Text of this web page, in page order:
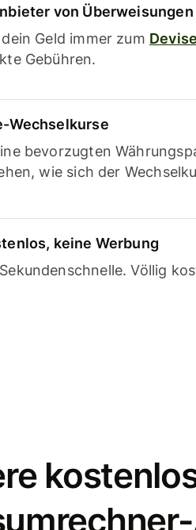
von Überweisungen
Geld immer zum
Gebühren.
Wechselkurse
bevorzugten
wie sich der
keine Werbung
Völlig